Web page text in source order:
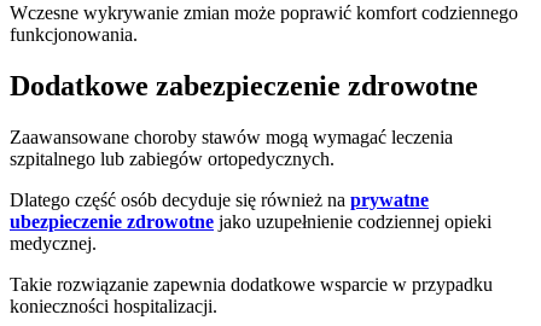
Wczesne wykrywanie zmian może poprawić komfort codziennego
funkcjonowania.
Dodatkowe zabezpieczenie zdrowotne
Zaawansowane choroby stawów mogą wymagać leczenia
szpitalnego lub zabiegów ortopedycznych.
Dlatego część osób decyduje się również na prywatne
ubezpieczenie zdrowotne jako uzupełnienie codziennej opieki
medycznej.
Takie rozwiązanie zapewnia dodatkowe wsparcie w przypadku
konieczności hospitalizacji.